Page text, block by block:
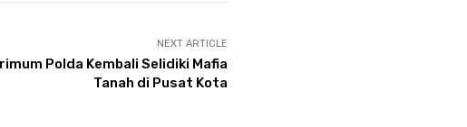
NEXT ARTICLE
Polda Kembali Selidiki Mafia
Tanah di Pusat Kota